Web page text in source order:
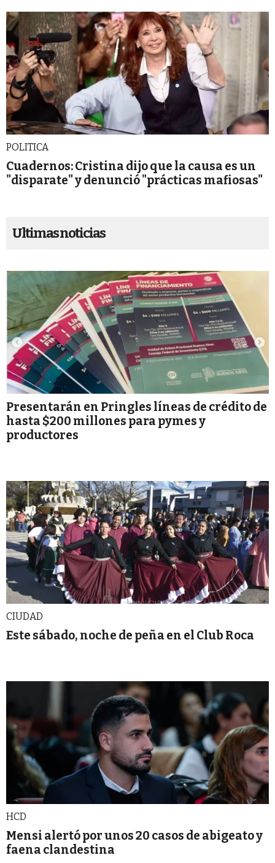
POLITICA
Cuadernos: Cristina dijo que la causa es un
"disparate" y denunció "prácticas mafiosas"
Ultimas noticias
Presentarán en Pringles líneas de crédito de
hasta $200 millones para pymes y
productores
CIUDAD
Este sábado, noche de peña en el Club Roca
HCD
Mensi alertó por unos 20 casos de abigeato y
faena clandestina